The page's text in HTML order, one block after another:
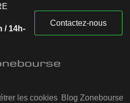
/ 14h-
Contactez-nous
les cookies Blog Zonebourse